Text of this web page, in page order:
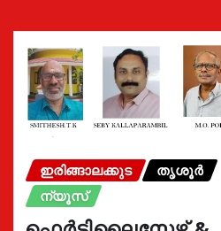
ഇരിങ്ങാലക്കുട
തൃശൂർ
ന്യൂസ്